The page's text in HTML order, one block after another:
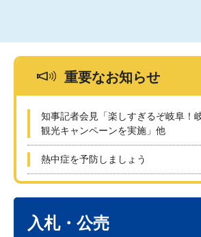
重要なお知らせ
知事記者会見「楽しすぎるぞ岐阜！
観光キャンペーンを実施」他
熱中症を予防しましょう
入札・公売